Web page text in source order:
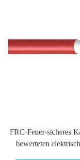
FRC-Feuer-sicheres
bewerteten